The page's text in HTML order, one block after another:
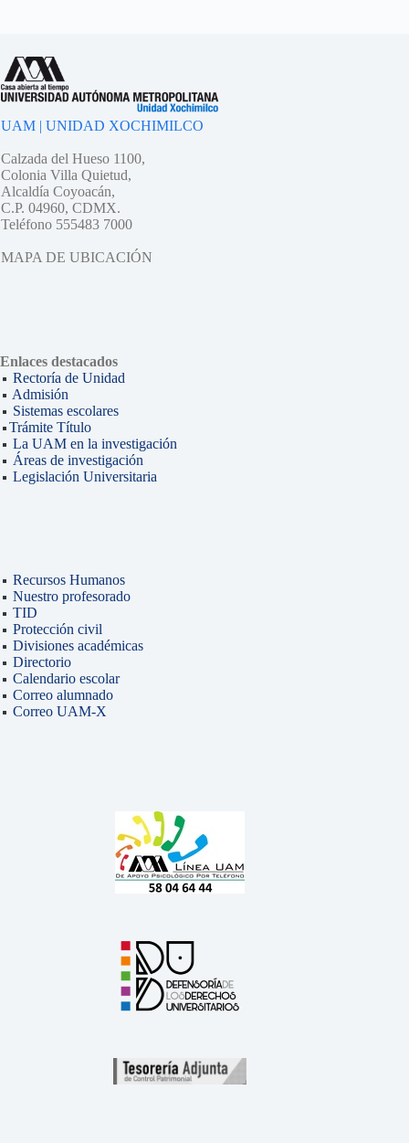
UAM | UNIDAD XOCHIMILCO
Calzada del Hueso 1100,
Colonia Villa Quietud,
Alcaldía Coyoacán,
C.P. 04960, CDMX.
Teléfono 555483 7000
MAPA DE UBICACIÓN
Enlaces destacados
Rectoría de Unidad
Admisión
Sistemas escolares
Trámite Título
La UAM en la investigación
Áreas de investigación
Legislación Universitaria
Recursos Humanos
Nuestro profesorado
TID
Protección civil
Divisiones académicas
Directorio
Calendario escolar
Correo alumnado
Correo UAM-X